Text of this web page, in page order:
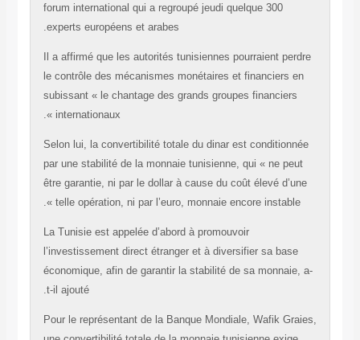
forum international qui a regroupé jeudi quelque 300
experts européens et arabes.
Il a affirmé que les autorités tunisiennes pourraient
le contrôle des mécanismes monétaires et financiers
subissant « le chantage des grands groupes
Selon lui, la convertibilité totale du dinar est
par une stabilité de la monnaie tunisienne, qui « ne
être garantie, ni par le dollar à cause du coût élevé
telle opération, ni par l’euro, monnaie encore instable
La Tunisie est appelée d’abord à promouvoir
l’investissement direct étranger et à diversifier sa
économique, afin de garantir la stabilité de sa
Pour le représentant de la Banque Mondiale, Wafik